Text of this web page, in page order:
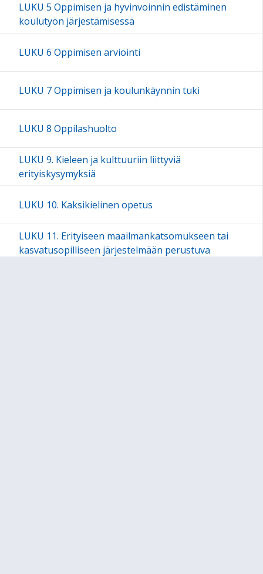
LUKU 5 Oppimisen ja hyvinvoinnin edistäminen
koulutyön järjestämisessä
LUKU 6 Oppimisen arviointi
LUKU 7 Oppimisen ja koulunkäynnin tuki
LUKU 8 Oppilashuolto
LUKU 9. Kieleen ja kulttuuriin liittyviä
erityiskysymyksiä
LUKU 10. Kaksikielinen opetus
LUKU 11. Erityiseen maailmankatsomukseen tai
kasvatusopilliseen järjestelmään perustuva